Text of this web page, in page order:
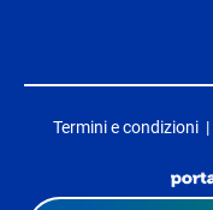
Termini e condizioni |